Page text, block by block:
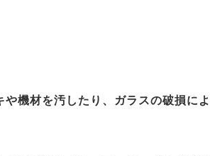
や機材を汚したり、ガラスの破損によ